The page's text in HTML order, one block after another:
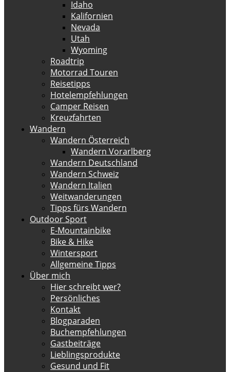
Idaho
Kalifornien
Nevada
Utah
Wyoming
Roadtrip
Motorrad Touren
Reisetipps
Hotelempfehlungen
Camper Reisen
Kreuzfahrten
Wandern
Wandern Österreich
Wandern Vorarlberg
Wandern Deutschland
Wandern Schweiz
Wandern Italien
Weitwanderungen
Tipps fürs Wandern
Outdoor Sport
E-Mountainbike
Bike & Hike
Wintersport
Allgemeine Tipps
Über mich
Hier schreibt wer?
Persönliches
Kontakt
Blogparaden
Buchempfehlungen
Gastbeiträge
Lieblingsprodukte
Gesund und Fit